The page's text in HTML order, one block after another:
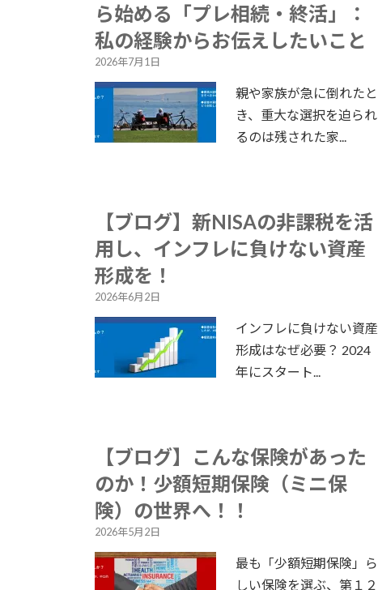
ら始める「プレ相続・終活」：
私の経験からお伝えしたいこと
2026年7月1日
親や家族が急に倒れたと
き、重大な選択を迫られ
るのは残された家...
【ブログ】新NISAの非課税を活
用し、インフレに負けない資産
形成を！
2026年6月2日
インフレに負けない資産
形成はなぜ必要？ 2024
年にスタート...
【ブログ】こんな保険があった
のか！少額短期保険（ミニ保
険）の世界へ！！
2026年5月2日
最も「少額短期保険」ら
しい保険を選ぶ、第１２